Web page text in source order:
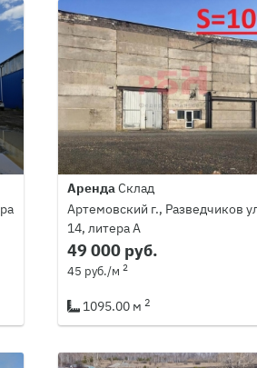
АрендаСклад
Артемовский г., Разведчиков
14, литера А
49 000 руб.
45 руб./м 2
1095.00 м 2